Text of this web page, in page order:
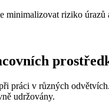
riziko
v různých
udržovány.